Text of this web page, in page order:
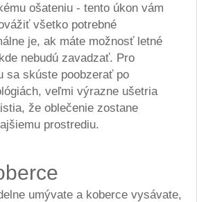
ošateniu - tento úkon vám
všetko potrebné
je, ak máte možnosť letné
nebudú zavadzať. Pro
sa skúste poobzerať po
veľmi výrazne ušetria
že oblečenie zostane
prostrediu.
umývate a koberce vysávate,